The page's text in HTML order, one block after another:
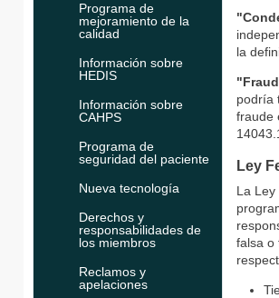
Programa de
mejoramiento de la
calidad
Información sobre
HEDIS
Información sobre
CAHPS
Programa de
seguridad del paciente
Nueva tecnología
Derechos y
responsabilidades de
los miembros
Reclamos y
apelaciones
la
podría
fraude
Ley
La
falsa o